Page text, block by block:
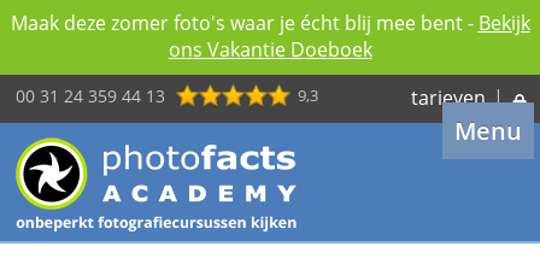
Maak deze zomer foto's waar je écht blij mee bent - Bekijk
ons Vakantie Doeboek
00 31 24 359 44 13 9,3 tarieven |
Menu